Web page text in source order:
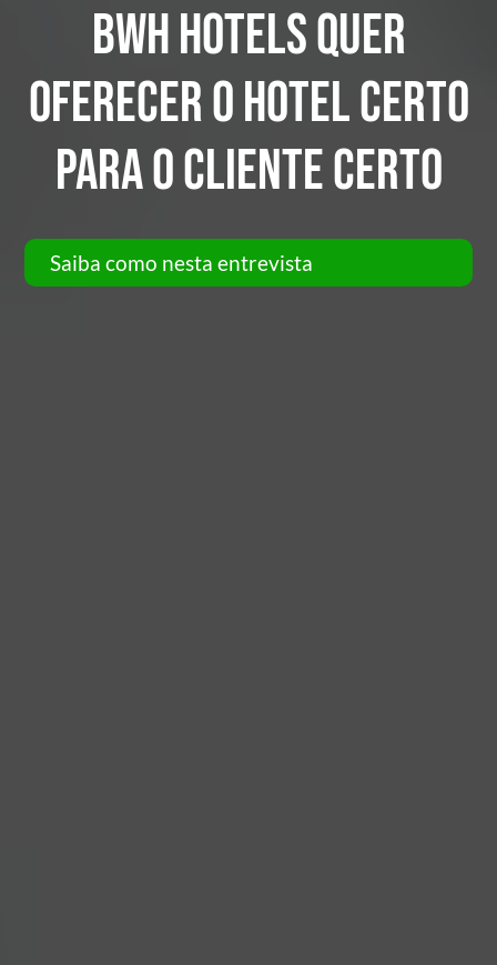
BWH HOTELS QUER
OFERECER O HOTEL CERTO
PARA O CLIENTE CERTO
Saiba como nesta entrevista